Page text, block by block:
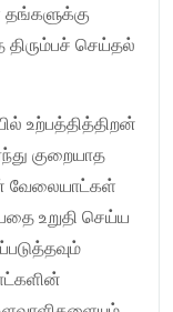
திரும்பச் செய்தல்
உற்பத்தித்திறன்
குறையாத
வேலையாட்கள்
உறுதி செய்ய